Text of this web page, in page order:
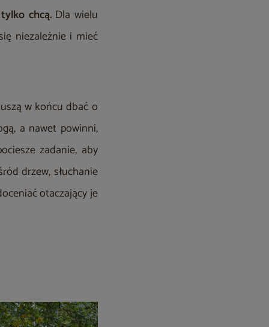
chcą.Dla wielu
niezależnie i mieć
w końcu dbać o
a nawet powinni,
zadanie, aby
drzew, słuchanie
otaczający je